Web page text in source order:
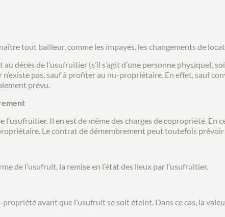
tout bailleur, comme les impayés, les changements de
décès de l’usufruitier (s’il s’agit d’une personne physique),
n’existe pas, sauf à profiter au nu-propriétaire. En effet, sauf
prévu.
l’usufruitier. Il en est de même des charges de copropriété.
Le contrat de démembrement peut toutefois
de l’usufruit, la remise en l’état des lieux par l’usufruitier.
propriété avant que l’usufruit se soit éteint. Dans ce cas, la